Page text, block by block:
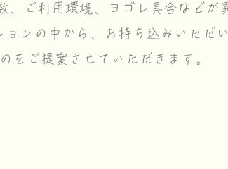
、ご利用環境、ヨゴレ具合などが
ンの中から、お持ち込みいただ
をご提案させていただきます。